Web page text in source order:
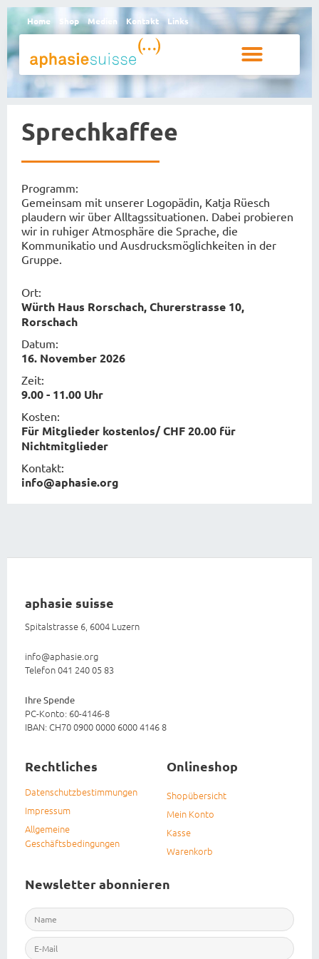
Home Shop Medien Kontakt Links
Sprechkaffee
Programm:
Gemeinsam mit unserer Logopädin, Katja Rüesch
plaudern wir über Alltagssituationen. Dabei probieren
wir in ruhiger Atmosphäre die Sprache, die
Kommunikatio und Ausdrucksmöglichkeiten in der
Gruppe.
Ort:
Würth Haus Rorschach, Churerstrasse 10,
Rorschach
Datum:
16. November 2026
Zeit:
9.00 - 11.00 Uhr
Kosten:
Für Mitglieder kostenlos/ CHF 20.00 für
Nichtmitglieder
Kontakt:
info@aphasie.org
aphasie suisse
Spitalstrasse 6, 6004 Luzern
info@aphasie.org
Telefon 041 240 05 83
Ihre Spende
PC-Konto: 60-4146-8
IBAN: CH70 0900 0000 6000 4146 8
Rechtliches
Datenschutzbestimmungen
Impressum
Allgemeine
Geschäftsbedingungen
Onlineshop
Shopübersicht
Mein Konto
Kasse
Warenkorb
Newsletter abonnieren